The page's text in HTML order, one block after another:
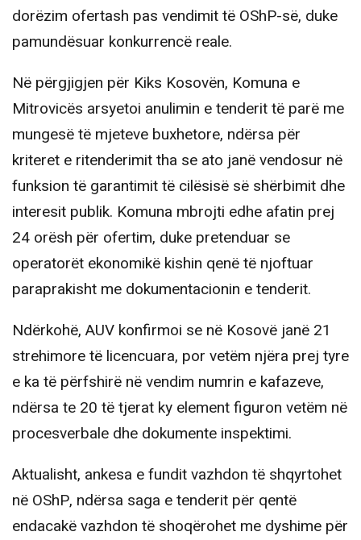
dorëzim ofertash pas vendimit të OShP-së, duke
pamundësuar konkurrencë reale.
Në përgjigjen për Kiks Kosovën, Komuna e
Mitrovicës arsyetoi anulimin e tenderit të parë me
mungesë të mjeteve buxhetore, ndërsa për
kriteret e ritenderimit tha se ato janë vendosur në
funksion të garantimit të cilësisë së shërbimit dhe
interesit publik. Komuna mbrojti edhe afatin prej
24 orësh për ofertim, duke pretenduar se
operatorët ekonomikë kishin qenë të njoftuar
paraprakisht me dokumentacionin e tenderit.
Ndërkohë, AUV konfirmoi se në Kosovë janë 21
strehimore të licencuara, por vetëm njëra prej tyre
e ka të përfshirë në vendim numrin e kafazeve,
ndërsa te 20 të tjerat ky element figuron vetëm në
procesverbale dhe dokumente inspektimi.
Aktualisht, ankesa e fundit vazhdon të shqyrtohet
në OShP, ndërsa saga e tenderit për qentë
endacakë vazhdon të shoqërohet me dyshime për